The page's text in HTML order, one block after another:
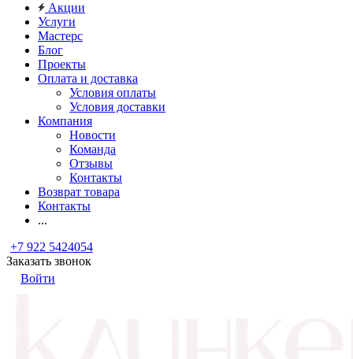
Акции
Услуги
Мастерс
Блог
Проекты
Оплата и доставка
Условия оплаты
Условия доставки
Компания
Новости
Команда
Отзывы
Контакты
Возврат товара
Контакты
...
+7 922 5424054
Заказать звонок
Войти